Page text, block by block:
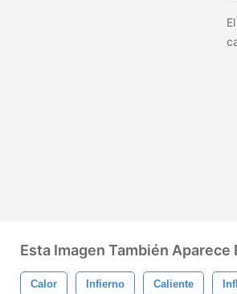
Esta Imagen También Aparece
Calor Infierno Caliente